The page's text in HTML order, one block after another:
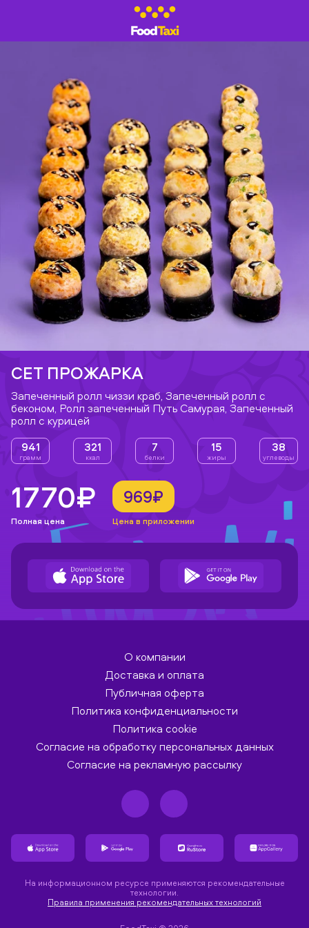
СЕТ ПРОЖАРКА
Запеченный ролл чиззи краб, Запеченный ролл с
беконом, Ролл запеченный Путь Самурая, Запеченный
ролл с курицей
941
грамм
321
ккал
7
белки
15
жиры
38
углеводы
1770₽
Полная цена
969₽
Цена в приложении
О компании
Доставка и оплата
Публичная оферта
Политика конфиденциальности
Политика cookie
Согласие на обработку персональных данных
Согласие на рекламную рассылку
На информационном ресурсе применяются рекомендательные
технологии.
Правила применения рекомендательных технологий